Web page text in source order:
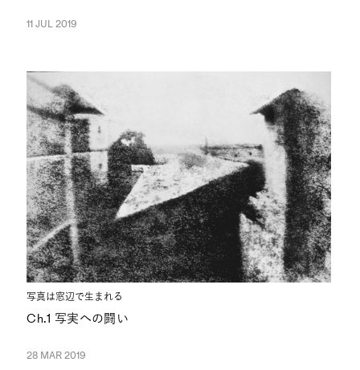
11 JUL 2019
写真は窓辺で生まれる
Ch.1 写実への闘い
28 MAR 2019